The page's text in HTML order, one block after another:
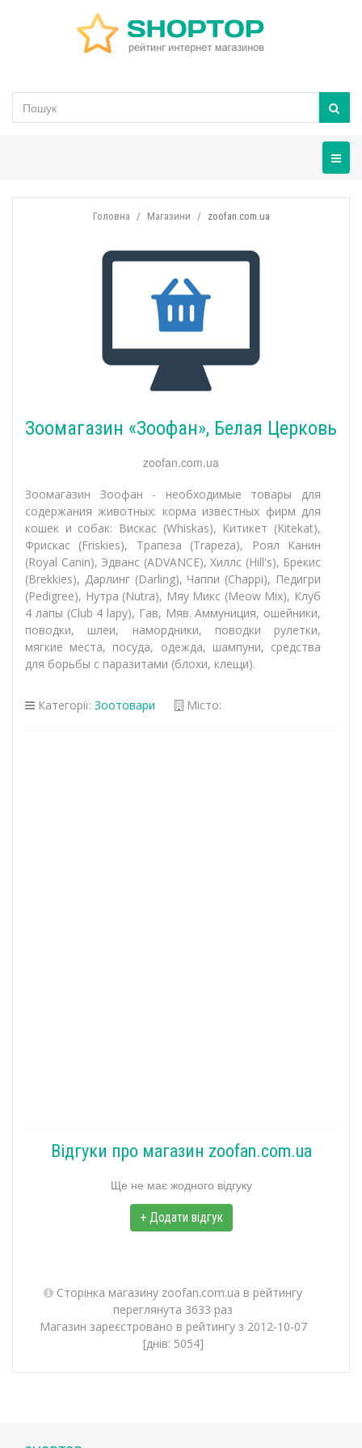
Головна Магазини zoofan.com.ua
Зоомагазин «Зоофан», Белая Церковь
zoofan.com.ua
Зоомагазин Зоофан - необходимые товары для
содержания животных: корма известных фирм для
кошек и собак: Вискас (Whiskas), Китикет (Kitekat),
Фрискас (Friskies), Трапеза (Trapeza), Роял Канин
(Royal Canin), Эдванс (ADVANCE), Хиллс (Hill's), Брекис
(Brekkies), Дарлинг (Darling), Чаппи (Chappi), Педигри
(Pedigree), Нутра (Nutra), Мяу Микс (Meow Mix), Клуб
4 лапы (Сlub 4 lapy), Гав, Мяв. Аммуниция, ошейники,
поводки, шлеи, намордники, поводки рулетки,
мягкие места, посуда, одежда, шампуни, средства
для борьбы с паразитами (блохи, клещи).
Категорії: Зоотовари Місто:
Відгуки про магазин zoofan.com.ua
Ще не має жодного відгуку
+ Додати відгук
Сторінка магазину zoofan.com.ua в рейтингу
переглянута 3633 раз
Магазин зареєстровано в рейтингу з 2012-10-07
[днів: 5054]